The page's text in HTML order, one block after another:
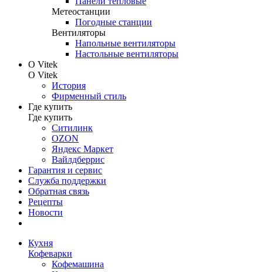
Метеостанции
Погодные станции
Вентиляторы
Напольные вентиляторы
Настольные вентиляторы
О Vitek
О Vitek
История
Фирменный стиль
Где купить
Где купить
Ситилинк
OZON
Яндекс Маркет
Вайлдберрис
Гарантия и сервис
Служба поддержки
Обратная связь
Рецепты
Новости
Кухня
Кофеварки
Кофемашина